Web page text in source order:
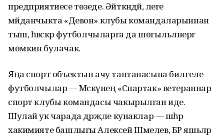
предприятиесе төзеде. Әйткәндәй, әлеге
мәйданчыкта «Девон» клубы командаларыннан
тыш, һәвәскәр футболчыларга да шөгыльләнергә
мөмкин булачак.
Яңа спорт объектын ачу тантанасына билгеле
футболчылар — Мәскәүнең «Спартак» ветераннар
спорт клубы командасы чакырылган иде.
Шулай ук чарада дәрәҗәле кунаклар — шәһәр
хакимияте башлыгы Алексей Шмелев, БР яшьләр